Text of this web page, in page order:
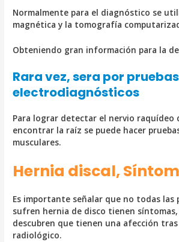
Normalmente para el diagnóstico se
magnética y la tomografía
Obteniendo gran información para la
Rara vez, sera por pruebas
electrodiagnósticos
Para lograr detectar el nervio raquídeo
encontrar la raíz se puede hacer
musculares.
Hernia discal,
Es importante señalar que no todas las
sufren hernia de disco tienen
descubren que tienen una afección
radiológico.